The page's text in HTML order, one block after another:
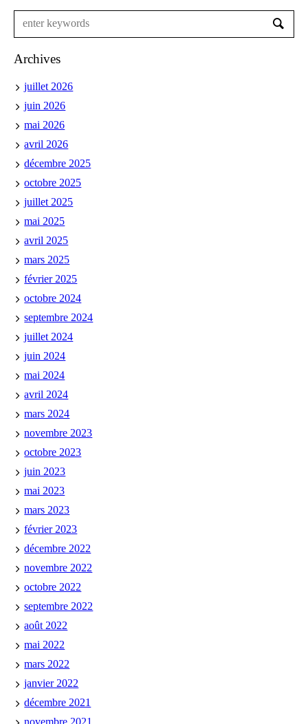
Archives
juillet 2026
juin 2026
mai 2026
avril 2026
décembre 2025
octobre 2025
juillet 2025
mai 2025
avril 2025
mars 2025
février 2025
octobre 2024
septembre 2024
juillet 2024
juin 2024
mai 2024
avril 2024
mars 2024
novembre 2023
octobre 2023
juin 2023
mai 2023
mars 2023
février 2023
décembre 2022
novembre 2022
octobre 2022
septembre 2022
août 2022
mai 2022
mars 2022
janvier 2022
décembre 2021
novembre 2021